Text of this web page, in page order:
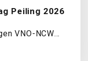
Peiling 2026
VNO-NCW